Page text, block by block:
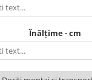
Înălțime - cm